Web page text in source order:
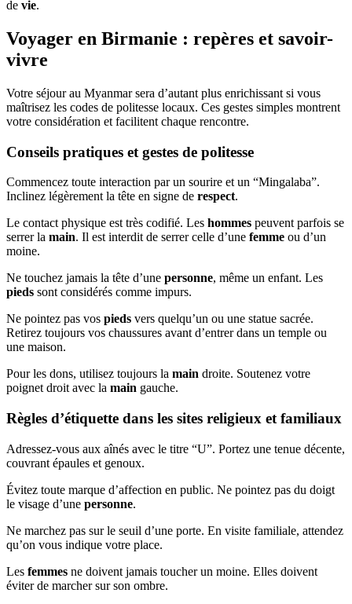
de vie.
Voyager en Birmanie : repères et savoir-
vivre
Votre séjour au Myanmar sera d’autant plus enrichissant si vous
maîtrisez les codes de politesse locaux. Ces gestes simples montrent
votre considération et facilitent chaque rencontre.
Conseils pratiques et gestes de politesse
Commencez toute interaction par un sourire et un “Mingalaba”.
Inclinez légèrement la tête en signe de respect.
Le contact physique est très codifié. Les hommes peuvent parfois se
serrer la main. Il est interdit de serrer celle d’une femme ou d’un
moine.
Ne touchez jamais la tête d’une personne, même un enfant. Les
pieds sont considérés comme impurs.
Ne pointez pas vos pieds vers quelqu’un ou une statue sacrée.
Retirez toujours vos chaussures avant d’entrer dans un temple ou
une maison.
Pour les dons, utilisez toujours la main droite. Soutenez votre
poignet droit avec la main gauche.
Règles d’étiquette dans les sites religieux et familiaux
Adressez-vous aux aînés avec le titre “U”. Portez une tenue décente,
couvrant épaules et genoux.
Évitez toute marque d’affection en public. Ne pointez pas du doigt
le visage d’une personne.
Ne marchez pas sur le seuil d’une porte. En visite familiale, attendez
qu’on vous indique votre place.
Les femmes ne doivent jamais toucher un moine. Elles doivent
éviter de marcher sur son ombre.